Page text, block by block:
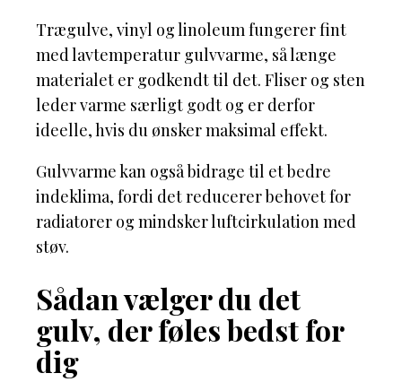
Trægulve, vinyl og linoleum fungerer fint
med lavtemperatur gulvvarme, så længe
materialet er godkendt til det. Fliser og sten
leder varme særligt godt og er derfor
ideelle, hvis du ønsker maksimal effekt.
Gulvvarme kan også bidrage til et bedre
indeklima, fordi det reducerer behovet for
radiatorer og mindsker luftcirkulation med
støv.
Sådan vælger du det
gulv, der føles bedst for
dig